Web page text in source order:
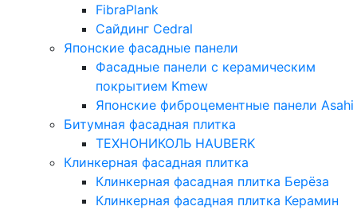
FibraPlank
Сайдинг Cedral
Японские фасадные панели
Фасадные панели с керамическим
покрытием Kmew
Японские фиброцементные панели Asahi
Битумная фасадная плитка
ТЕХНОНИКОЛЬ HAUBERK
Клинкерная фасадная плитка
Клинкерная фасадная плитка Берёза
Клинкерная фасадная плитка Керамин